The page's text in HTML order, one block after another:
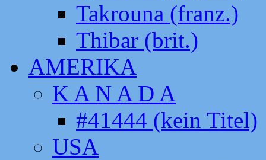
Takrouna (franz.)
Thibar (brit.)
AMERIKA
K A N A D A
#41444 (kein Titel)
USA